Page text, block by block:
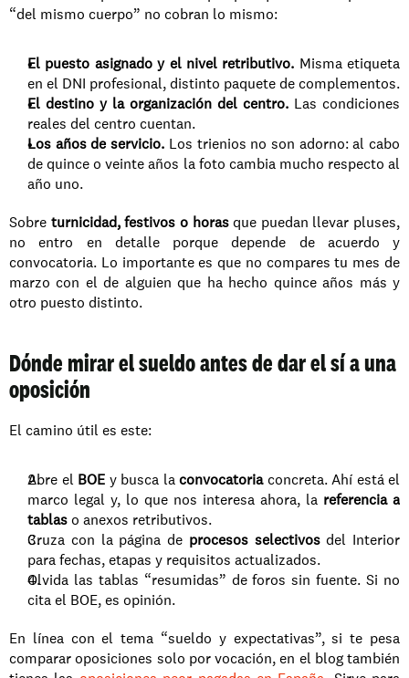
“del mismo cuerpo” no cobran lo mismo:
El puesto asignado y el nivel retributivo. Misma etiqueta
en el DNI profesional, distinto paquete de complementos.
El destino y la organización del centro. Las condiciones
reales del centro cuentan.
Los años de servicio. Los trienios no son adorno: al cabo
de quince o veinte años la foto cambia mucho respecto al
año uno.
Sobre turnicidad, festivos o horas que puedan llevar pluses,
no entro en detalle porque depende de acuerdo y
convocatoria. Lo importante es que no compares tu mes de
marzo con el de alguien que ha hecho quince años más y
otro puesto distinto.
Dónde mirar el sueldo antes de dar el sí a una
oposición
El camino útil es este:
Abre el BOE y busca la convocatoria concreta. Ahí está el
marco legal y, lo que nos interesa ahora, la referencia a
tablas o anexos retributivos.
Cruza con la página de procesos selectivos del Interior
para fechas, etapas y requisitos actualizados.
Olvida las tablas “resumidas” de foros sin fuente. Si no
cita el BOE, es opinión.
En línea con el tema “sueldo y expectativas”, si te pesa
comparar oposiciones solo por vocación, en el blog también